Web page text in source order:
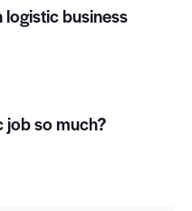
business
job so much?